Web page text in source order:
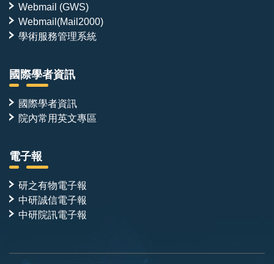
Webmail (GWS)
Webmail(Mail2000)
學術服務管理系統
國際學者資訊
國際學者資訊
院內常用英文專區
電子報
研之有物電子報
中研誠信電子報
中研院訊電子報